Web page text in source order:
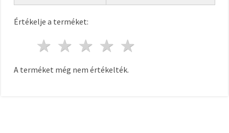
Fogadja
el
Beállítások
Értékelje a terméket:
4 csillagok
3 csillagok
2 csillagok
1 csillag
A terméket még nem értékelték.